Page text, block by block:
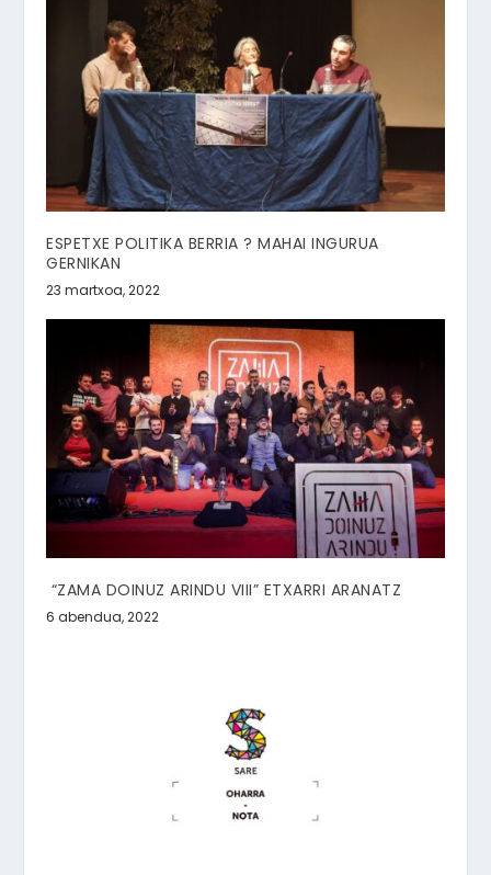
ESPETXE POLITIKA BERRIA ? MAHAI INGURUA
GERNIKAN
23 martxoa, 2022
“ZAMA DOINUZ ARINDU VIII” ETXARRI ARANATZ
6 abendua, 2022